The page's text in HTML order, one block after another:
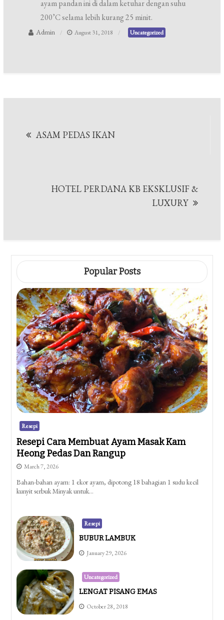
ayam pandan ini di dalam ketuhar dengan suhu
200’C selama lebih kurang 25 minit.
Admin August 31, 2018 Uncategorized
ASAM PEDAS IKAN
HOTEL PERDANA KB EKSKLUSIF &
LUXURY
Popular Posts
Resepi
Resepi Cara Membuat Ayam Masak Kam
Heong Pedas Dan Rangup
March 7, 2026
Bahan-bahan ayam: 1 ekor ayam, dipotong 18 bahagian 1 sudu kecil
kunyit serbuk Minyak untuk…
Resepi
BUBUR LAMBUK
January 29, 2026
Uncategorized
LENGAT PISANG EMAS
October 28, 2018